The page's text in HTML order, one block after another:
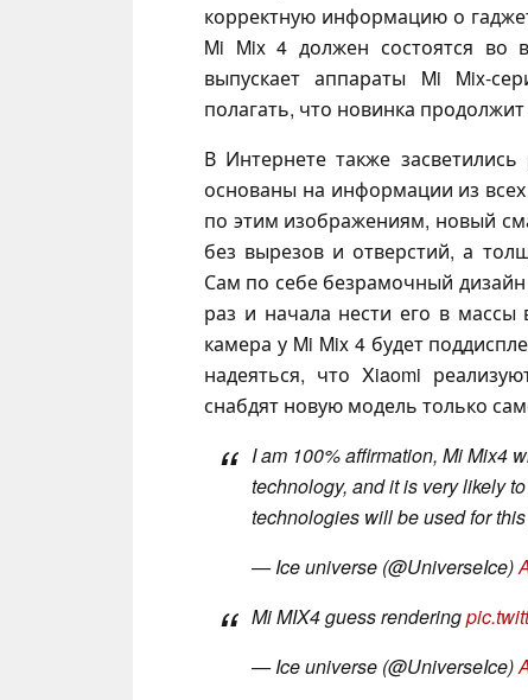
корректную информацию о
Mi Mix 4 должен состоятся во
выпускает аппараты Mi Mix-
полагать, что новинка
В Интернете также
основаны на информации из
по этим изображениям, новый
без вырезов и отверстий, а
Сам по себе безрамочный дизайн
раз и начала нести его в
камера у Mi Mix 4 будет
надеяться, что Xiaomi
снабдят новую модель только
I am 100% affirmation, Mi Mix4
technology, and it is very likely
technologies will be used for
— Ice universe (@UniverseIce)
Mi MIX4 guess rendering
— Ice universe (@UniverseIce)